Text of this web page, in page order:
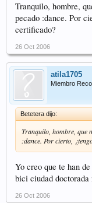
Tranquilo, hombre,
pecado :dance. Por
certificado?
26 Oct 2006
atila1705
Miembro
Betetera dijo:
Tranquilo, hombre, que
:dance. Por cierto,
Yo creo que te han
bici ciudad
26 Oct 2006